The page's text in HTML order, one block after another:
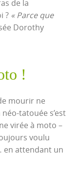
de la
? « Parce que
Dorothy
!
mourir ne
tatouée s’est
virée à moto –
voulu
en attendant un